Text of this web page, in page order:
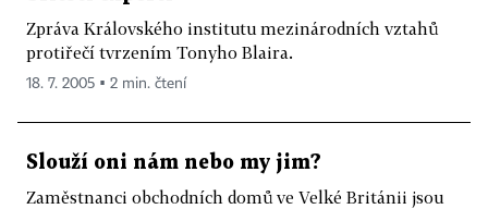
Zpráva Královského institutu mezinárodních vztahů
protiřečí tvrzením Tonyho Blaira.
18. 7. 2005 ▪ 2 min. čtení
Slouží oni nám nebo my jim?
Zaměstnanci obchodních domů ve Velké Británii jsou